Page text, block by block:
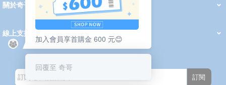
關於奇哥
奇哥的故事
育兒資訊站
會員中心
會員權益說明
我的帳戶
訂單查詢
紅利點數
修改會員資料
活動報名
線上支援
購買說明
常見問題
隱私權聲明
保固卡登錄
保固查詢
訂閱
加入會員享首購金 600 元😊
回覆至 奇哥